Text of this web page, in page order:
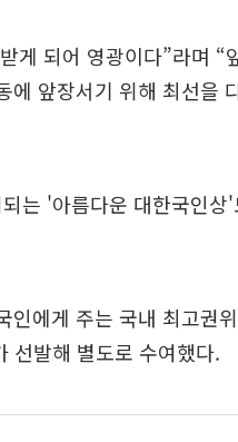
게 되어 영광이다”라며 “
에 앞장서기 위해 최선을
는 '아름다운 대한국인상
인에게 주는 국내 최고권
선발해 별도로 수여했다.